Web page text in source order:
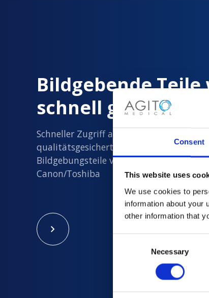
Consent
This website uses
We use cookies to
information about your
other information that
Necessary
Bildgebende
schnell geliefert
Schneller Zugriff auf alle neuen und
qualitätsgesicherten gebrauchten
Bildgebungsteile von Philips, Siemens,
Canon/Toshiba